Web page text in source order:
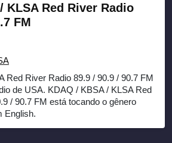
KLSA Red River Radio
FM
Red River Radio 89.9 / 90.9 / 90.7 FM
de USA. KDAQ / KBSA / KLSA Red
/ 90.7 FM está tocando o gênero
English.